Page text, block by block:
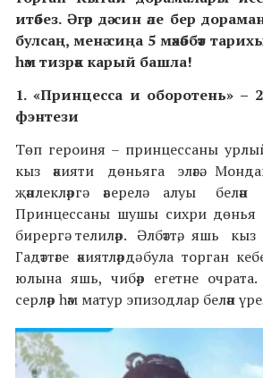
итәбез. Әгәр дә син әле бер
булсаң, менә сиңа 5 мәхәббәт
һәм тизрәк карый башла!
1. «Принцесса и оборотень» –
фэнтези
Төп героиня – принцессаны
кыз әкияти дөньяга эләгә.
җәнлекләргә әверелә алуы
Принцессаны шушы сихри дөнья
бирергә телиләр. Әлбәттә, яшь
Гадәттәге әкиятләрдә була торган
юлына яшь, чибәр егетне
серләр һәм матур эпизодлар белән